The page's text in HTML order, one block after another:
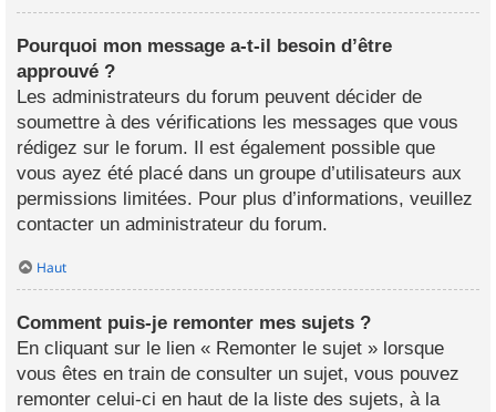
Pourquoi mon message a-t-il besoin d’être
approuvé ?
Les administrateurs du forum peuvent décider de
soumettre à des vérifications les messages que vous
rédigez sur le forum. Il est également possible que
vous ayez été placé dans un groupe d’utilisateurs aux
permissions limitées. Pour plus d’informations, veuillez
contacter un administrateur du forum.
Haut
Comment puis-je remonter mes sujets ?
En cliquant sur le lien « Remonter le sujet » lorsque
vous êtes en train de consulter un sujet, vous pouvez
remonter celui-ci en haut de la liste des sujets, à la